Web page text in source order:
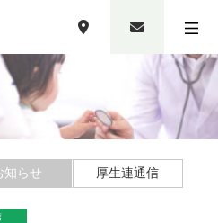
知らせ 厚生連通信